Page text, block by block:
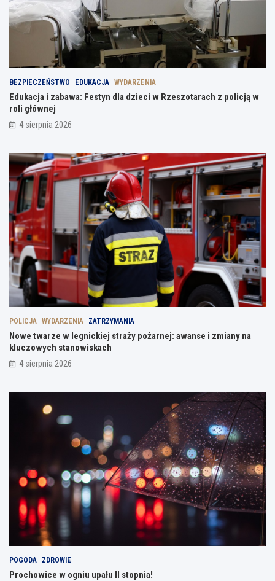
BEZPIECZEŃSTWO EDUKACJA WYDARZENIA
Edukacja i zabawa: Festyn dla dzieci w Rzeszotarach z policją w
roli głównej
4 sierpnia 2026
POLICJA WYDARZENIA ZATRZYMANIA
Nowe twarze w legnickiej straży pożarnej: awanse i zmiany na
kluczowych stanowiskach
4 sierpnia 2026
POGODA ZDROWIE
Prochowice w ogniu upału II stopnia!